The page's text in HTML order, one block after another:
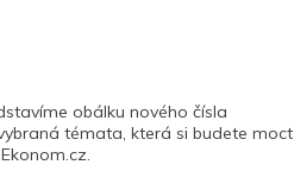
obálku nového čísla
témata, která si budete moct